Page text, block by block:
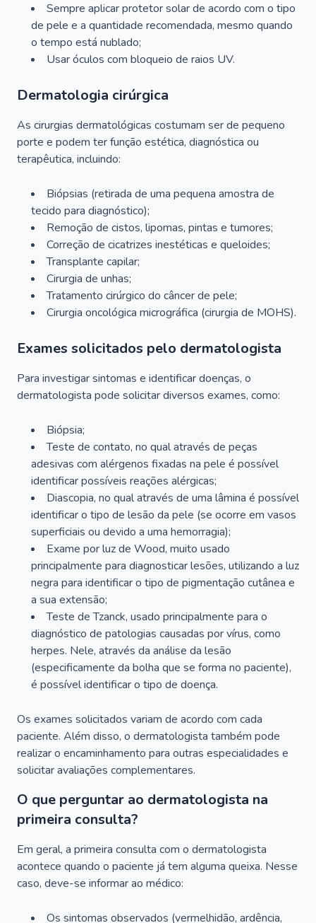
Sempre aplicar protetor solar de acordo com o tipo
de pele e a quantidade recomendada, mesmo quando
o tempo está nublado;
Usar óculos com bloqueio de raios UV.
Dermatologia cirúrgica
As cirurgias dermatológicas costumam ser de pequeno
porte e podem ter função estética, diagnóstica ou
terapêutica, incluindo:
Biópsias (retirada de uma pequena amostra de
tecido para diagnóstico);
Remoção de cistos, lipomas, pintas e tumores;
Correção de cicatrizes inestéticas e queloides;
Transplante capilar;
Cirurgia de unhas;
Tratamento cirúrgico do câncer de pele;
Cirurgia oncológica micrográfica (cirurgia de MOHS).
Exames solicitados pelo dermatologista
Para investigar sintomas e identificar doenças, o
dermatologista pode solicitar diversos exames, como:
Biópsia;
Teste de contato, no qual através de peças
adesivas com alérgenos fixadas na pele é possível
identificar possíveis reações alérgicas;
Diascopia, no qual através de uma lâmina é possível
identificar o tipo de lesão da pele (se ocorre em vasos
superficiais ou devido a uma hemorragia);
Exame por luz de Wood, muito usado
principalmente para diagnosticar lesões, utilizando a luz
negra para identificar o tipo de pigmentação cutânea e
a sua extensão;
Teste de Tzanck, usado principalmente para o
diagnóstico de patologias causadas por vírus, como
herpes. Nele, através da análise da lesão
(especificamente da bolha que se forma no paciente),
é possível identificar o tipo de doença.
Os exames solicitados variam de acordo com cada
paciente. Além disso, o dermatologista também pode
realizar o encaminhamento para outras especialidades e
solicitar avaliações complementares.
O que perguntar ao dermatologista na
primeira consulta?
Em geral, a primeira consulta com o dermatologista
acontece quando o paciente já tem alguma queixa. Nesse
caso, deve-se informar ao médico:
Os sintomas observados (vermelhidão, ardência,